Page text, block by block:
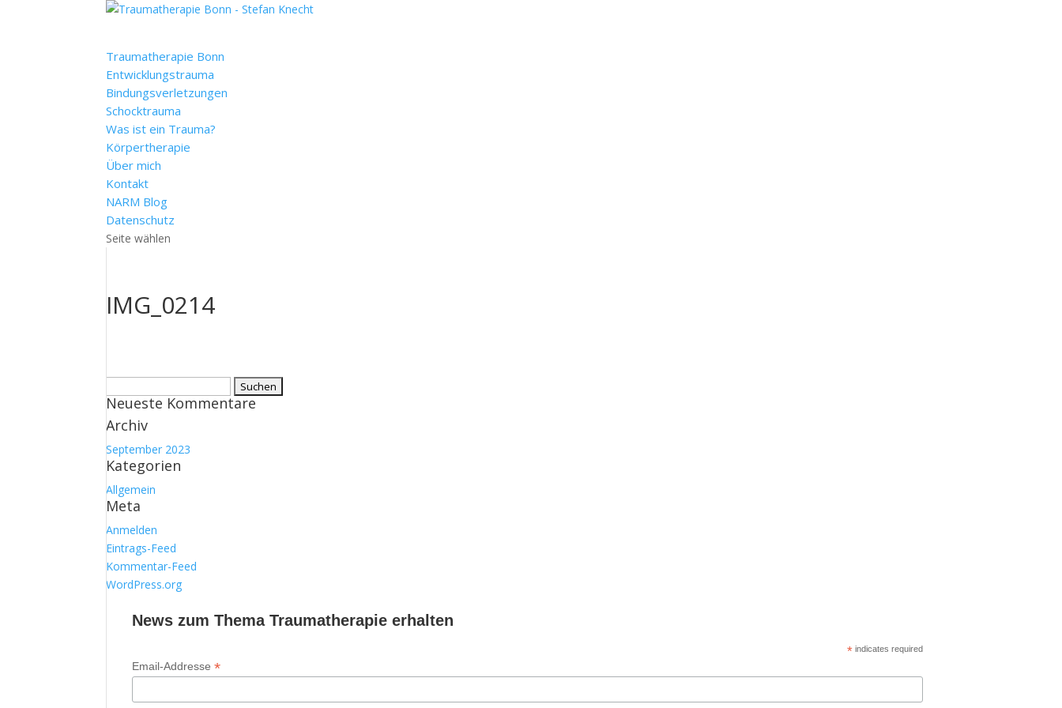
Traumatherapie Bonn
Entwicklungstrauma
Bindungsverletzungen
Schocktrauma
Was ist ein Trauma?
Körpertherapie
Über mich
Kontakt
NARM Blog
Datenschutz
Seite wählen
IMG_0214
nach:
Neueste Kommentare
Archiv
September 2023
Kategorien
Allgemein
Meta
Anmelden
Eintrags-Feed
Kommentar-Feed
WordPress.org
News zum Thema Traumatherapie erhalten
*indicates required
Email-Addresse *